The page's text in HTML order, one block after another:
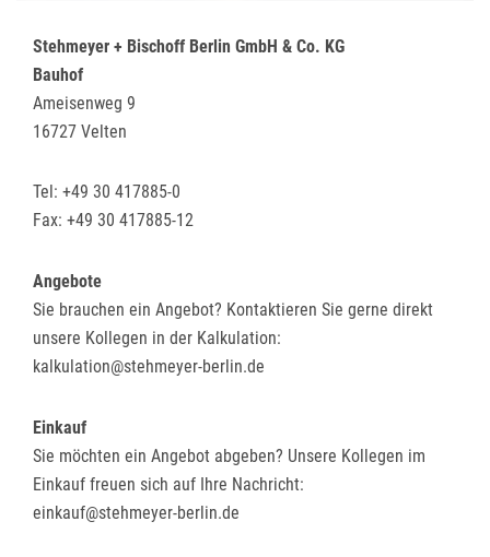
Stehmeyer + Bischoff Berlin GmbH & Co. KG
Bauhof
Ameisenweg 9
16727 Velten
Tel: +49 30 417885-0
Fax: +49 30 417885-12
Angebote
Sie brauchen ein Angebot? Kontaktieren Sie gerne direkt
unsere Kollegen in der Kalkulation:
kalkulation@stehmeyer-berlin.de
Einkauf
Sie möchten ein Angebot abgeben? Unsere Kollegen im
Einkauf freuen sich auf Ihre Nachricht:
einkauf@stehmeyer-berlin.de